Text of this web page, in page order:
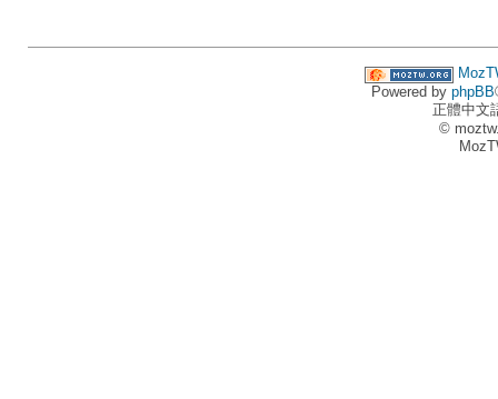
Powered by phpBB
正體中文
©